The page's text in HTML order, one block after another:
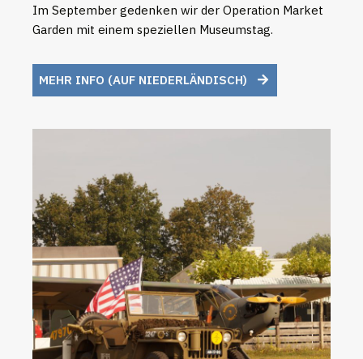
Im September gedenken wir der Operation Market
Garden mit einem speziellen Museumstag.
MEHR INFO (AUF NIEDERLÄNDISCH)